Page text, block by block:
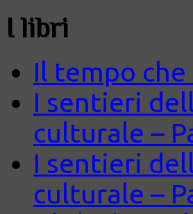
I libri
Il tempo
I sentieri
culturale –
I sentieri
culturale –